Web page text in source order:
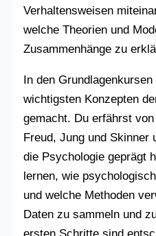
Verhaltensweisen
welche Theorien und
Zusammenhänge zu
In den
wichtigsten Konzepten
gemacht. Du erfährst
Freud, Jung und Skinner
die Psychologie geprägt
lernen, wie
und welche Methoden
Daten zu sammeln und